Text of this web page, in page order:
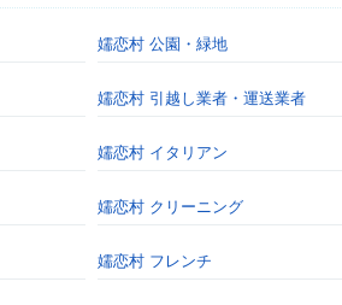
嬬恋村 公園・緑地
嬬恋村 引越し業者・運送業者
嬬恋村 イタリアン
嬬恋村 クリーニング
嬬恋村 フレンチ